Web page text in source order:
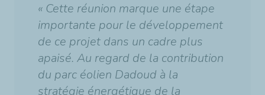
« Cette réunion marque une étape
importante pour le développement
de ce projet dans un cadre plus
apaisé. Au regard de la contribution
du parc éolien Dadoud à la
stratégie énergétique de la